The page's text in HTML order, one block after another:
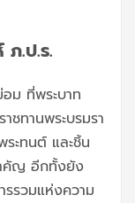
ภ.ป.ร.
ม ที่พระบาท
ชทานพระบรมรา
ะทนต์ และชิ้น
คัญ อีกทั้งยัง
รรวมแห่งความ